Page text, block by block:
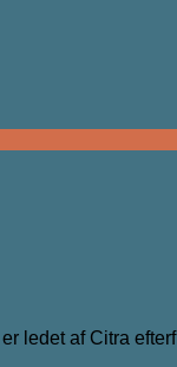
ledet af Citra